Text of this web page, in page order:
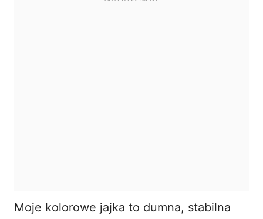
Moje kolorowe jajka to dumna, stabilna